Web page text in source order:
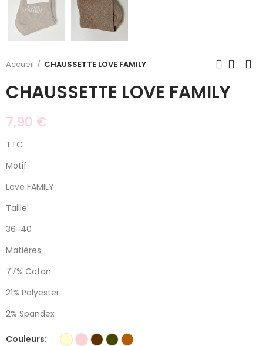
Accueil CHAUSSETTE LOVE FAMILY
CHAUSSETTE LOVE FAMILY
7,90 €
TTC
Motif:
Love FAMILY
Taille:
36-40
Matières:
77% Coton
21% Polyester
2% Spandex
Couleurs